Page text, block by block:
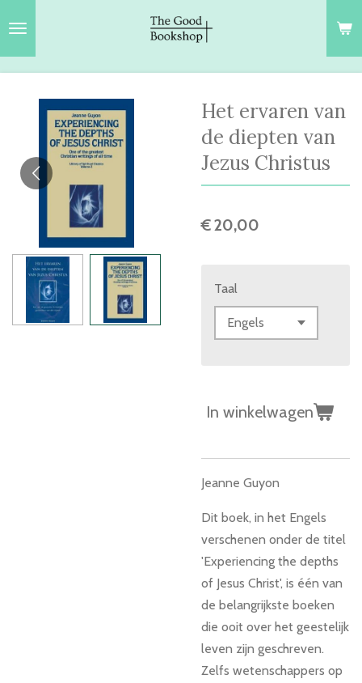
Het ervaren van
de diepten van
Jezus Christus
€ 20,00
Taal
In winkelwagen
Jeanne Guyon
Dit boek, in het Engels
verschenen onder de titel
'Experiencing the depths
of Jesus Christ', is één van
de belangrijkste boeken
die ooit over het geestelijk
leven zijn geschreven.
Zelfs wetenschappers op